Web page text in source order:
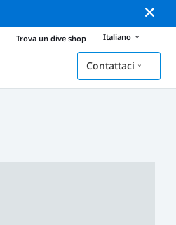
Trova un dive shop Italiano
Contattaci